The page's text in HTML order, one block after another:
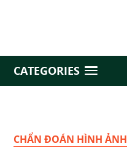
CATEGORIES
CHẨN ĐOÁN HÌNH ẢNH